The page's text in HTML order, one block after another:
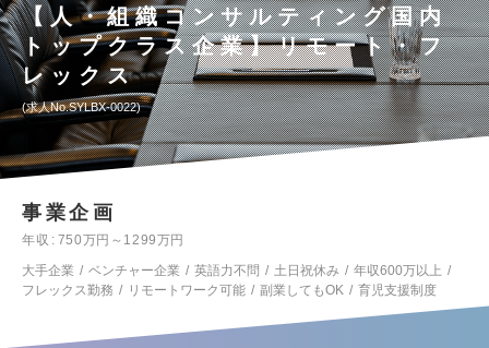
【人・組織コンサルティング国内
トップクラス企業】リモート・フ
レックス
求人No.SYLBX-0022
事業企画
年収
750万円～1299万円
大手企業
ベンチャー企業 英語力不問 土日祝休み
年収600万以上
フレックス勤務
リモートワーク可能 副業してもOK 育児支援制度